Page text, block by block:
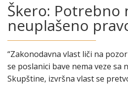
Škero: Potrebno
neuplašeno
“Zakonodavna vlast liči na
se poslanici bave nema veze sa
Skupštine, izvršna vlast se